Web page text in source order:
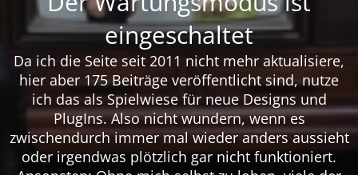
eingeschaltet
Da ich die Seite seit 2011 nicht mehr aktualisiere,
hier aber 175 Beiträge veröffentlicht sind, nutze
ich das als Spielwiese für neue Designs und
PlugIns. Also nicht wundern, wenn es
zwischendurch immer mal wieder anders aussieht
oder irgendwas plötzlich gar nicht funktioniert.